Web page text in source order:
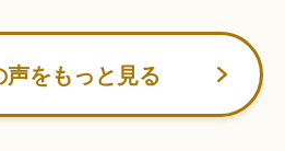
声をもっと見る